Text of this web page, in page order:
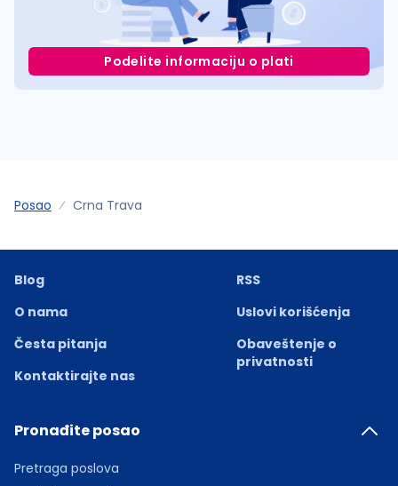
Podelite informaciju o plati
Posao Crna Trava
Blog
O nama
Česta pitanja
Kontaktirajte nas
RSS
Uslovi korišćenja
Obaveštenje o
privatnosti
Pronađite posao
Pretraga poslova